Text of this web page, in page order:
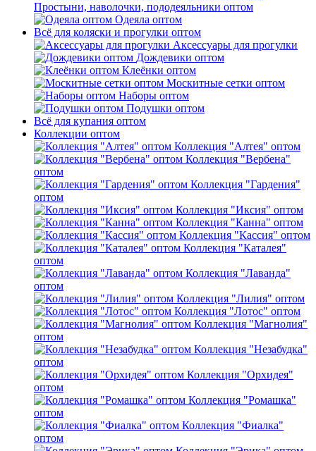
Простыни, наволочки, пододеяльники оптом
Одеяла оптом
Всё для коляски и прогулки оптом
Аксессуары для прогулки
Дождевики оптом
Клеёнки оптом
Москитные сетки оптом
Наборы оптом
Подушки оптом
Всё для купания оптом
Коллекции оптом
Коллекция "Алтея" оптом
Коллекция "Вербена"
оптом
Коллекция "Гардения"
оптом
Коллекция "Иксия" оптом
Коллекция "Канна" оптом
Коллекция "Кассия" оптом
Коллекция "Каталея"
оптом
Коллекция "Лаванда"
оптом
Коллекция "Лилия" оптом
Коллекция "Лотос" оптом
Коллекция "Магнолия"
оптом
Коллекция "Незабудка"
оптом
Коллекция "Орхидея"
оптом
Коллекция "Ромашка"
оптом
Коллекция "Фиалка"
оптом